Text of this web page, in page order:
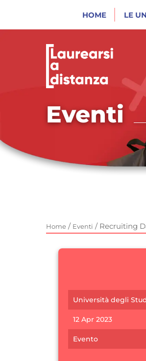
HOME LE
Eventi
Home / Eventi / Recruiting
Università degli
12 Apr 2023
Evento